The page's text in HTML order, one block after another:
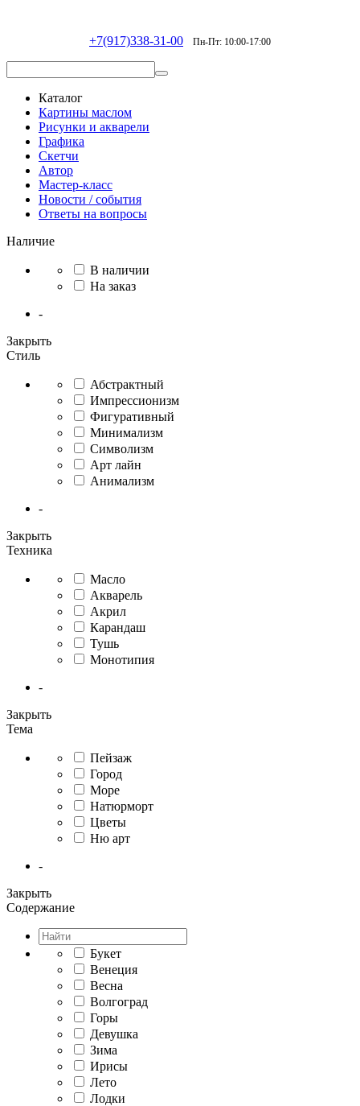
+7(917)338-31-00 Пн-Пт: 10:00-17:00
Каталог
Картины маслом
Рисунки и акварели
Графика
Скетчи
Автор
Мастер-класс
Новости / события
Ответы на вопросы
Наличие
В наличии
На заказ
-
Закрыть
Стиль
Абстрактный
Импрессионизм
Фигуративный
Минимализм
Символизм
Арт лайн
Анимализм
-
Закрыть
Техника
Масло
Акварель
Акрил
Карандаш
Тушь
Монотипия
-
Закрыть
Тема
Пейзаж
Город
Море
Натюрморт
Цветы
Ню арт
-
Закрыть
Содержание
Букет
Венеция
Весна
Волгоград
Горы
Девушка
Зима
Ирисы
Лето
Лодки